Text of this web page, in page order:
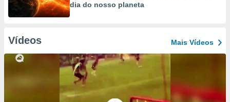
dia do nosso planeta
Vídeos Mais Vídeos